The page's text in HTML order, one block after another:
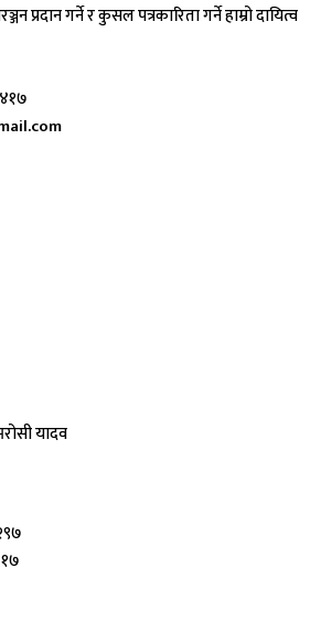
गर्ने र कुसल पत्रकारिता गर्ने हाम्रो दायित्व
यादव